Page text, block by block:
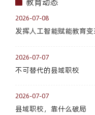
2026-07-08
发挥人工智能赋能教育
2026-07-07
不可替代的县域职校
2026-07-07
县域职校，靠什么破局